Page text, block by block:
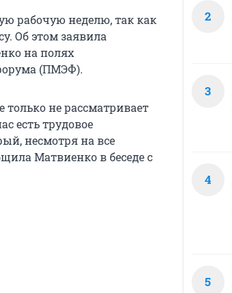
рабочую неделю, так как
Об этом заявила
на полях
(ПМЭФ).
только не рассматривает
есть трудовое
несмотря на все
Матвиенко в беседе с
2
3
4
5